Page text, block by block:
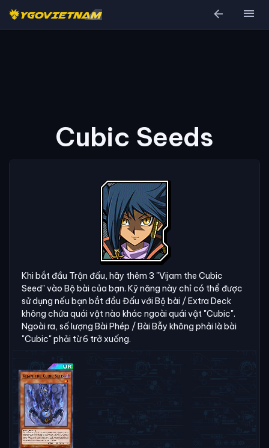
arrow_back menu
Cubic Seeds
Khi bắt đầu Trận đấu, hãy thêm 3 "Vijam the Cubic
Seed" vào Bộ bài của bạn. Kỹ năng này chỉ có thể được
sử dụng nếu bạn bắt đầu Đấu với Bộ bài / Extra Deck
không chứa quái vật nào khác ngoài quái vật "Cubic".
Ngoài ra, số lượng Bài Phép / Bài Bẫy không phải là bài
"Cubic" phải từ 6 trở xuống.